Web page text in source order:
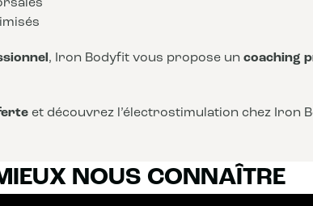
, Iron Bodyfit vous propose un coaching
et découvrez l’électrostimulation chez Iron
NOUS CONNAÎTRE